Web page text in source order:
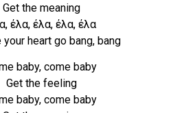
Get the meaning
έλα, έλα, έλα, έλα
your heart go bang, bang
baby, come baby
Get the feeling
baby, come baby